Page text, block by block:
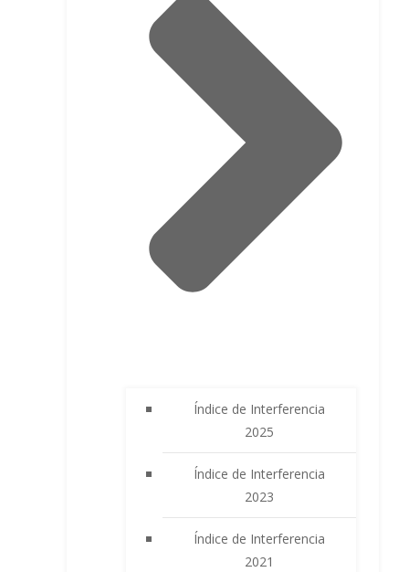
Índice de Interferencia
2025
Índice de Interferencia
2023
Índice de Interferencia
2021